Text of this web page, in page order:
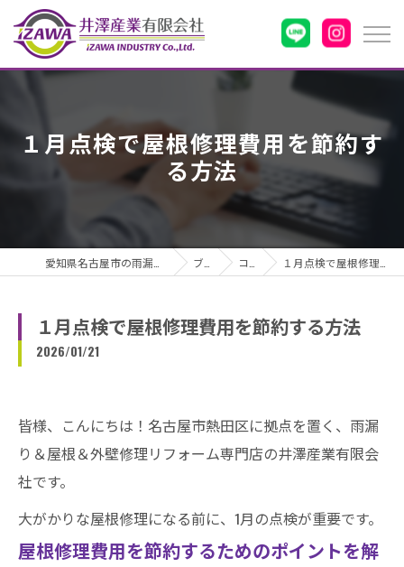
１月点検で屋根修理費用を節約す
る方法
ブログ コラム １月点検で屋根修理費用を節約する方法
１月点検で屋根修理費用を節約する方法
2026/01/21
皆様、こんにちは！名古屋市熱田区に拠点を置く、雨漏
り＆屋根＆外壁修理リフォーム専門店の井澤産業有限会
社です。
大がかりな屋根修理になる前に、1月の点検が重要です。
屋根修理費用を節約するためのポイントを解